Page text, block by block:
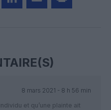
8 mars 2021 - 8 h 56 min
et qu’une plainte ait